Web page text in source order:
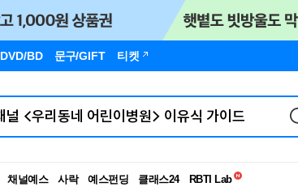
DVD/BD 문구/GIFT 티켓
채널예스 사락 예스펀딩 클래스24
독서유형검사